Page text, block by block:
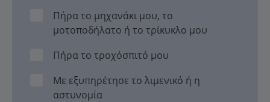
Πήρα το μηχανάκι μου, το
μοτοποδήλατο ή το τρίκυκλο μου
Πήρα το τροχόσπιτό μου
Με εξυπηρέτησε το λιμενικό ή η
αστυνομία